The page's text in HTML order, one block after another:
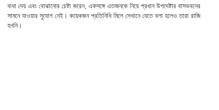
বাধা দেয় এবং বোঝানোর চেষ্টা করেন, একসঙ্গে এতজনকে নিয়ে প্রধান উপদেষ্টার বাসভবনের
সামনে যাওয়ার সুযোগ নেই। কয়েকজন প্রতিনিধি মিলে সেখানে যেতে বলা হলেও তারা রাজি
হননি।